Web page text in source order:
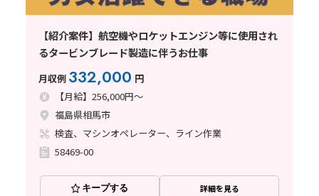
【紹介案件】航空機やロケットエンジン等に使用され
るタービンブレード製造に伴うお仕事
月収例 332,000 円
【月給】256,000円～
福島県相馬市
検査、マシンオペレーター、ライン作業
58469-00
キープする 詳細を見る